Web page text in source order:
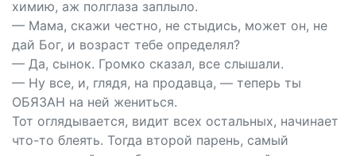
химию, аж полглаза заплыло.
— Мама, скажи честно, не стыдись, может он, не
дай Бог, и возраст тебе определял?
— Да, сынок. Громко сказал, все слышали.
— Ну все, и, глядя, на продавца, — теперь ты
ОБЯЗАН на ней жениться.
Тот оглядывается, видит всех остальных, начинает
что-то блеять. Тогда второй парень, самый